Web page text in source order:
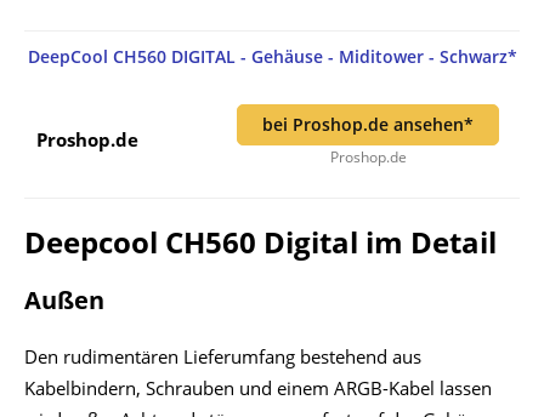
DeepCool CH560 DIGITAL - Gehäuse - Miditower - Schwarz*
Proshop.de
bei Proshop.de ansehen*
Proshop.de
Deepcool CH560 Digital im Detail
Außen
Den rudimentären Lieferumfang bestehend aus
Kabelbindern, Schrauben und einem ARGB-Kabel lassen